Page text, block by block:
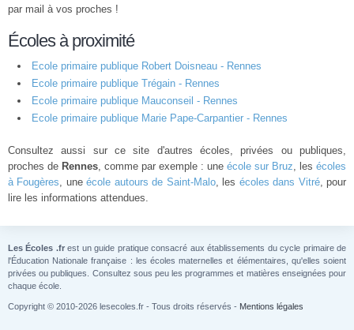
par mail à vos proches !
Écoles à proximité
Ecole primaire publique Robert Doisneau - Rennes
Ecole primaire publique Trégain - Rennes
Ecole primaire publique Mauconseil - Rennes
Ecole primaire publique Marie Pape-Carpantier - Rennes
Consultez aussi sur ce site d'autres écoles, privées ou publiques,
proches de Rennes, comme par exemple : une école sur Bruz, les écoles
à Fougères, uneécole autours de Saint-Malo, les écoles dans Vitré, pour
lire les informations attendues.
Les Écoles .frest un guide pratique consacré aux établissements du cycle primaire de
l'Éducation Nationale française : les écoles maternelles et élémentaires, qu'elles soient
privées ou publiques. Consultez sous peu les programmes et matières enseignées pour
chaque école.
Copyright © 2010-2026 lesecoles.fr - Tous droits réservés - Mentions légales